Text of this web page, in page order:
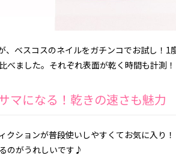
、ベスコスのネイルをガチンコでお試し！1
べました。それぞれ表面が乾く時間も計測！
マになる！乾きの速さも魅力
クションが普段使いしやすくてお気に入り
のがうれしいです♪